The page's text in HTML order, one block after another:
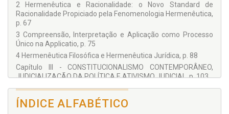
2 Hermenêutica e Racionalidade: o Novo Standard de
Racionalidade Propiciado pela Fenomenologia Hermenêutica,
p. 67
3 Compreensão, Interpretação e Aplicação como Processo
Único na Applicatio, p. 75
4 Hermenêutica Filosófica e Hermenêutica Jurídica, p. 88
Capítulo III - CONSTITUCIONALISMO CONTEMPORÂNEO,
JUDICIALIZAÇÃO DA POLÍTICA E ATIVISMO JUDICIAL, p. 103
1 Neoconstitucionalismo, Constitucionalismo
Contemporâneo e Constituição, p. 103
2 Constituição e Desconstitucionalização Fática, p. 111
ÍNDICE ALFABÉTICO